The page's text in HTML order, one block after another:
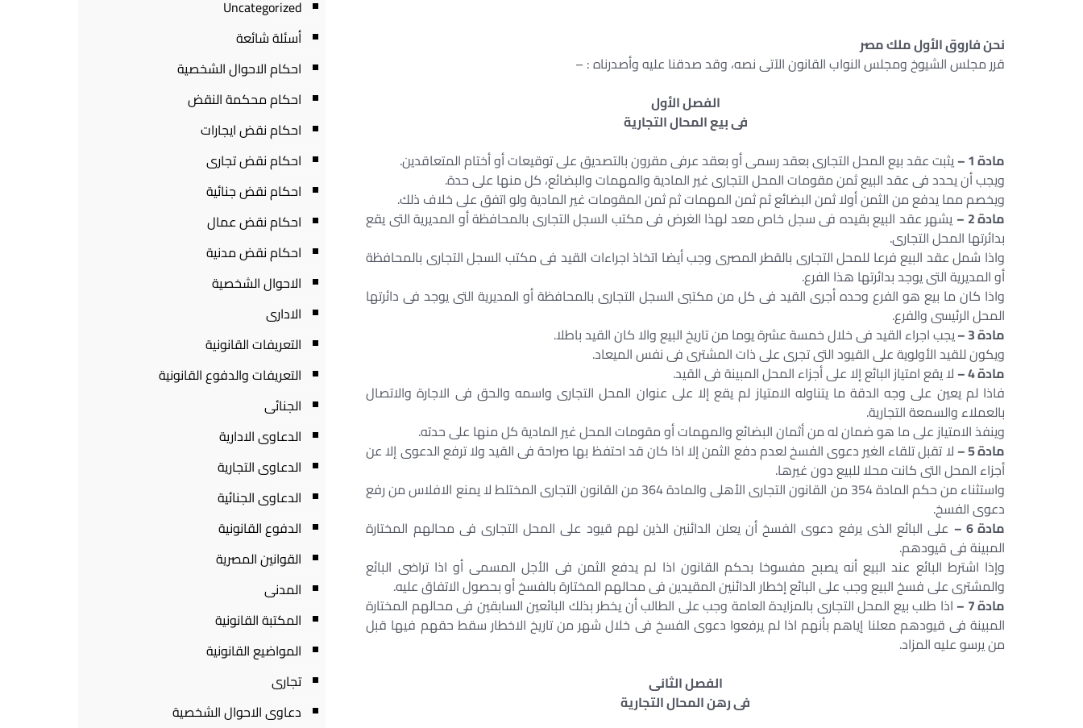
نحن فاروق الأول ملك مصر
قرر مجلس الشيوخ ومجلس النواب القانون الآتى نصه، وقد صدقنا عليه وأصدرناه : –
الفصل الأول
فى بيع المحال التجارية
مادة 1 –
يثبت عقد بيع المحل التجارى بعقد رسمى أو بعقد عرفى مقرون بالتصديق على توقيعات أو أختام المتعاقدين.
ويجب أن يحدد فى عقد البيع ثمن مقومات المحل التجارى غير المادية والمهمات والبضائع، كل منها على حدة.
ويخصم مما يدفع من الثمن أولا ثمن البضائع ثم ثمن المهمات ثم ثمن المقومات غير المادية ولو اتفق على خلاف ذلك.
مادة 2 –
يشهر عقد البيع بقيده فى سجل خاص معد لهذا الغرض فى مكتب السجل التجارى بالمحافظة أو المديرية التى يقع
بدائرتها المحل التجارى.
واذا شمل عقد البيع فرعا للمحل التجارى بالقطر المصرى وجب أيضا اتخاذ اجراءات القيد فى مكتب السجل التجارى بالمحافظة
أو المديرية التى يوجد بدائرتها هذا الفرع.
واذا كان ما بيع هو الفرع وحده أجرى القيد فى كل من مكتبى السجل التجارى بالمحافظة أو المديرية التى يوجد فى دائرتها
المحل الرئيسى والفرع.
مادة 3 –
يجب اجراء القيد فى خلال خمسة عشرة يوما من تاريخ البيع والا كان القيد باطلا.
ويكون للقيد الأولوية على القيود التى تجرى على ذات المشترى فى نفس الميعاد.
مادة 4 –
لا يقع امتياز البائع إلا على أجزاء المحل المبينة فى القيد.
فاذا لم يعين على وجه الدقة ما يتناوله الامتياز لم يقع إلا على عنوان المحل التجارى واسمه والحق فى الاجارة والاتصال
بالعملاء والسمعة التجارية.
وينفذ الامتياز على ما هو ضمان له من أثمان البضائع والمهمات أو مقومات المحل غير المادية كل منها على حدته.
مادة 5 –
لا تقبل تلقاء الغير دعوى الفسخ لعدم دفع الثمن إلا اذا كان قد احتفظ بها صراحة فى القيد ولا ترفع الدعوى إلا عن
أجزاء المحل التى كانت محلا للبيع دون غيرها.
واستثناء من حكم المادة 354 من القانون التجارى الأهلى والمادة 364 من القانون التجارى المختلط لا يمنع الافلاس من رفع
دعوى الفسخ.
مادة 6 –
على البائع الذى يرفع دعوى الفسخ أن يعلن الدائنين الذين لهم قيود على المحل التجارى فى محالهم المختارة
المبينة فى قيودهم.
وإذا اشترط البائع عند البيع أنه يصبح مفسوخا بحكم القانون اذا لم يدفع الثمن فى الأجل المسمى أو اذا تراضى البائع
والمشترى على فسخ البيع وجب على البائع إخطار الدائنين المقيدين فى محالهم المختارة بالفسخ أو بحصول الاتفاق عليه.
مادة 7 –
اذا طلب بيع المحل التجارى بالمزايدة العامة وجب على الطالب أن يخطر بذلك البائعين السابقين فى محالهم المختارة
المبينة فى قيودهم معلنا إياهم بأنهم اذا لم يرفعوا دعوى الفسخ فى خلال شهر من تاريخ الاخطار سقط حقهم فيها قبل
من يرسو عليه المزاد.
الفصل الثانى
فى رهن المحال التجارية
Uncategorized
أسئلة شائعة
احكام الاحوال الشخصية
احكام محكمة النقض
احكام نقض ايجارات
احكام نقض تجارى
احكام نقض جنائية
احكام نقض عمال
احكام نقض مدنية
الاحوال الشخصية
الادارى
التعريفات القانونية
التعريفات والدفوع القانونية
الجنائى
الدعاوى الادارية
الدعاوى التجارية
الدعاوى الجنائية
الدفوع القانونية
القوانين المصرية
المدنى
المكتبة القانونية
المواضيع القانونية
تجارى
دعاوى الاحوال الشخصية